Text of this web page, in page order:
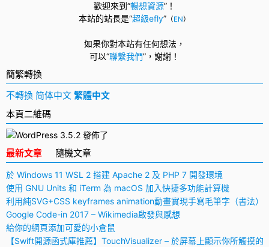
歡迎來到“暢想資源”！
本站的站長是“超級efly” （EN）
如果你對本站有任何想法，
可以“聯繫我們”， 謝謝！
簡繁轉換
不轉換 简体中文 繁體中文
本頁二維碼
最新文章 隨機文章
於 Windows 11 WSL 2 搭建 Apache 2 及 PHP 7 開發環境
使用 GNU Units 和 iTerm 為 macOS 加入快捷多功能計算機
利用純SVG+CSS keyframes animation動畫實現手寫毛筆字（書法）
Google Code-in 2017 – Wikimedia啟發與感想
給你的網頁添加可愛的小倉鼠
【Swift開源函式庫推薦】TouchVisualizer – 於屏幕上顯示你所觸摸的